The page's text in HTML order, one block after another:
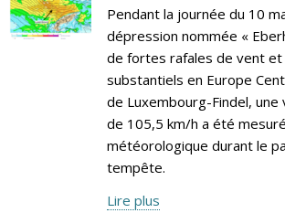
Pendant la journée du 10
dépression nommée «
de fortes rafales de vent
substantiels en Europe
de Luxembourg-Findel, une
de 105,5 km/h a été
météorologique durant le
tempête.
Lire plus